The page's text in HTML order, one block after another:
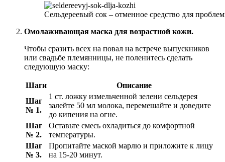
Сельдереевый сок – отменное средство для
Омолаживающая маска для возрастной кожи.
Чтобы сразить всех на повал на встрече выпускников
или свадьбе племянницы, не поленитесь сделать
следующую маску:
Шаги
Описание
Шаг
№ 1.
1 ст. ложку измельченной зелени сельдерея
залейте 50 мл молока, перемешайте и доведите
до кипения на огне.
Шаг
№ 2.
Оставьте смесь охладиться до комфортной
температуры.
Шаг
№ 3.
Пропитайте маской марлю и приложите к лицу
на 15-20 минут.